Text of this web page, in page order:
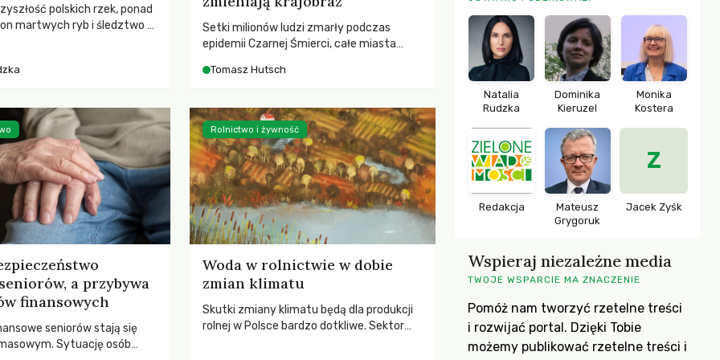
polskich rzek, ponad
martwych ryb i śledztwo z
by prace modernizacyjne
śmierci rzeki.
Setki milionów ludzi zmarły podczas
epidemii Czarnej Śmierci, całe miasta
pierwsze liście nowych dębów rozwijały
podnosiła się po jednej z największych
katastrof w swoich dziejach.
Tomasz Hutsch
a przybywa
finansowych
seniorów stają się
Sytuację osób
Woda w rolnictwie w dobie
zmian klimatu
Skutki zmiany klimatu będą dla produkcji
rolnej w Polsce bardzo dotkliwe. Sektor
Rolnictwo i żywność
Natalia
Rudzka
Dominika
Kieruzel
Monika
Kostera
Redakcja
Mateusz
Grygoruk
Z
Jacek Zyśk
Wspieraj niezależne media
TWOJE WSPARCIE MA ZNACZENIE
Pomóż nam tworzyć rzetelne treści
i rozwijać portal. Dzięki Tobie
możemy publikować rzetelne treści i